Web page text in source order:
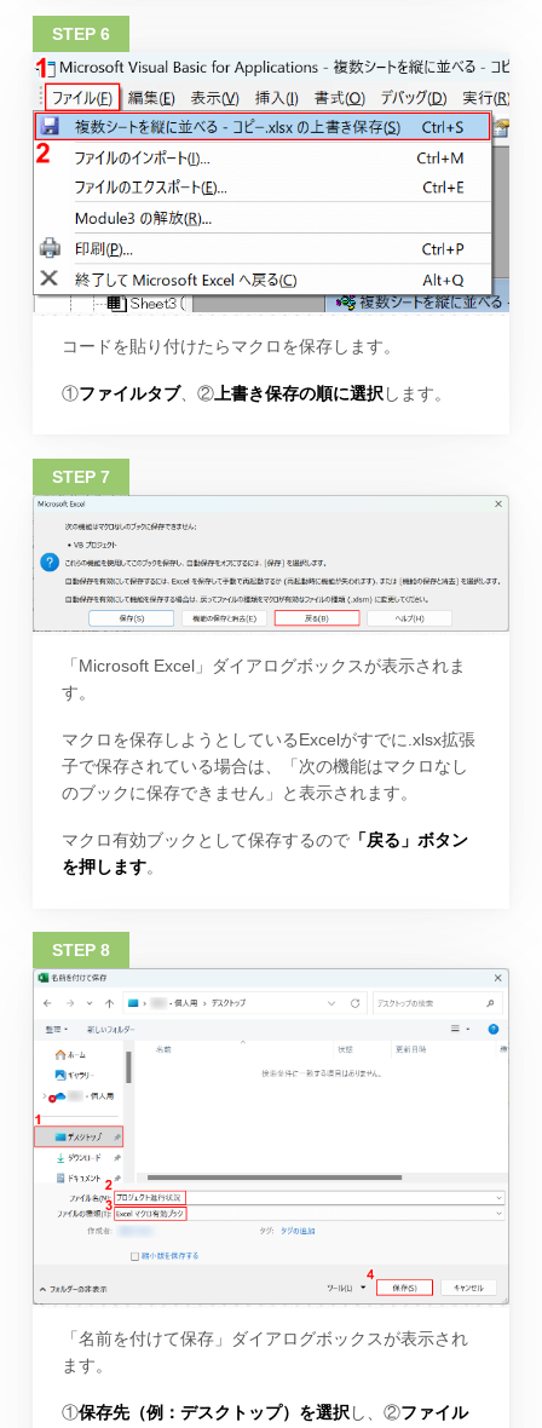
コードを貼り付けたらマクロを保存します。
①ファイルタブ、②上書き保存の順に選択 します。
「Microsoft Excel」ダイアログボックスが表示されま
す。
マクロを保存しようとしているExcelがすでに.xlsx拡張
子で保存されている場合は、「次の機能はマクロなし
のブックに保存できません」と表示されます。
マクロ有効ブックとして保存するので「戻る」ボタン
を押します。
「名前を付けて保存」ダイアログボックスが表示され
ます。
①保存先（例：デスクトップ）を選択し、②ファイル